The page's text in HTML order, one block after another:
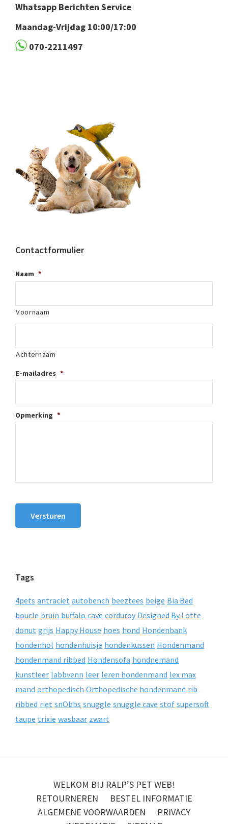
Whatsapp Berichten Service
Maandag-Vrijdag 10:00/17:00
070-2211497
Contactformulier
Naam *
Voornaam
Achternaam
E-mailadres *
Opmerking *
Versturen
Tags
4pets antraciet autobench beeztees beige Bia Bed
boucle bruin buffalo cave corduroy Designed By Lotte
donut grijs Happy House hoes hond Hondenbank
hondenhol hondenhuisje hondenkussen Hondenmand
hondenmand ribbed Hondensofa hondnemand
kunstleer labbvenn leer leren hondenmand lex max
mand orthopedisch Orthopedische hondenmand rib
ribbed riet snObbs snuggle snuggle cave stof supersoft
taupe trixie wasbaar zwart
WELKOM BIJ RALP’S PET WEB!
RETOURNEREN
BESTEL INFORMATIE
ALGEMENE VOORWAARDEN
PRIVACY